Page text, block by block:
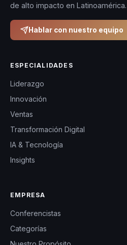
de alto impacto en Latinoamérica.
Hablar con nuestro equipo
ESPECIALIDADES
Liderazgo
Innovación
Ventas
Transformación Digital
IA & Tecnología
Insights
EMPRESA
Conferencistas
Categorías